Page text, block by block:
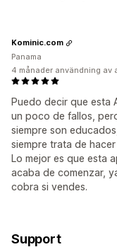
Puedo decir que esta
un poco de fallos,
siempre son
siempre trata de
Lo mejor es que esta
acaba de comenzar,
cobra si vendes.
Kominic.com
Panama
4 månader användning av
Support